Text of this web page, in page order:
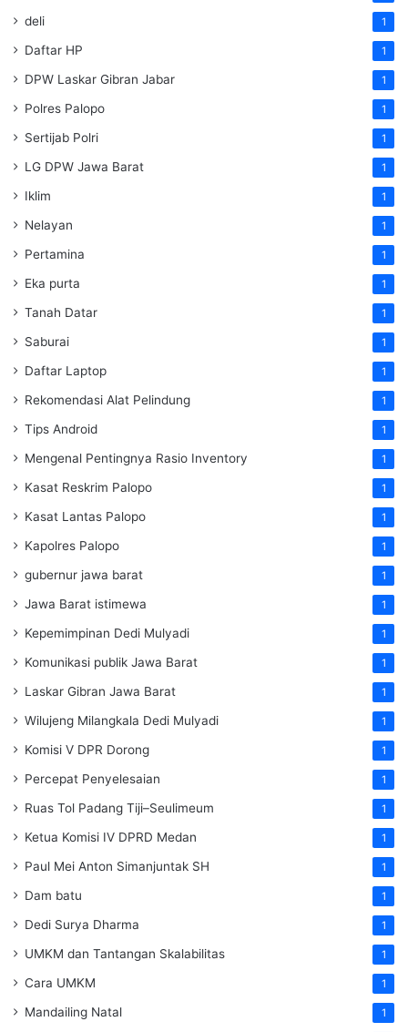
deli 1
Daftar HP 1
DPW Laskar Gibran Jabar 1
Polres Palopo 1
Sertijab Polri 1
LG DPW Jawa Barat 1
Iklim 1
Nelayan 1
Pertamina 1
Eka purta 1
Tanah Datar 1
Saburai 1
Daftar Laptop 1
Rekomendasi Alat Pelindung 1
Tips Android 1
Mengenal Pentingnya Rasio Inventory 1
Kasat Reskrim Palopo 1
Kasat Lantas Palopo 1
Kapolres Palopo 1
gubernur jawa barat 1
Jawa Barat istimewa 1
Kepemimpinan Dedi Mulyadi 1
Komunikasi publik Jawa Barat 1
Laskar Gibran Jawa Barat 1
Wilujeng Milangkala Dedi Mulyadi 1
Komisi V DPR Dorong 1
Percepat Penyelesaian 1
Ruas Tol Padang Tiji–Seulimeum 1
Ketua Komisi IV DPRD Medan 1
Paul Mei Anton Simanjuntak SH 1
Dam batu 1
Dedi Surya Dharma 1
UMKM dan Tantangan Skalabilitas 1
Cara UMKM 1
Mandailing Natal 1